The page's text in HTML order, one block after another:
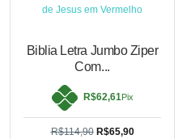
Biblia Letra Jumbo Ziper
Com...
R$62,61Pix
R$114,90 R$65,90